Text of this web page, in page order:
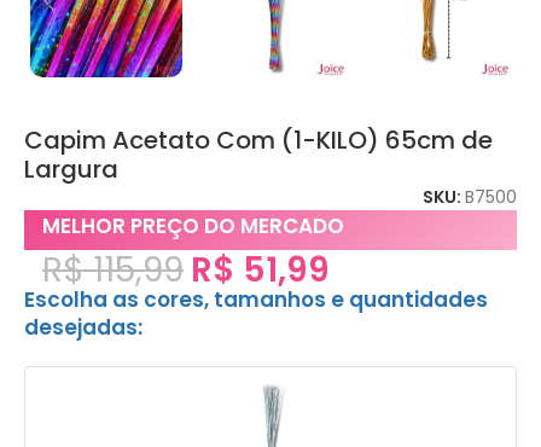
Capim Acetato Com (1-KILO) 65cm de
Largura
SKU: B7500
MELHOR PREÇO DO MERCADO
R$115,99 R$ 51,99
Escolha as cores, tamanhos e quantidades
desejadas: